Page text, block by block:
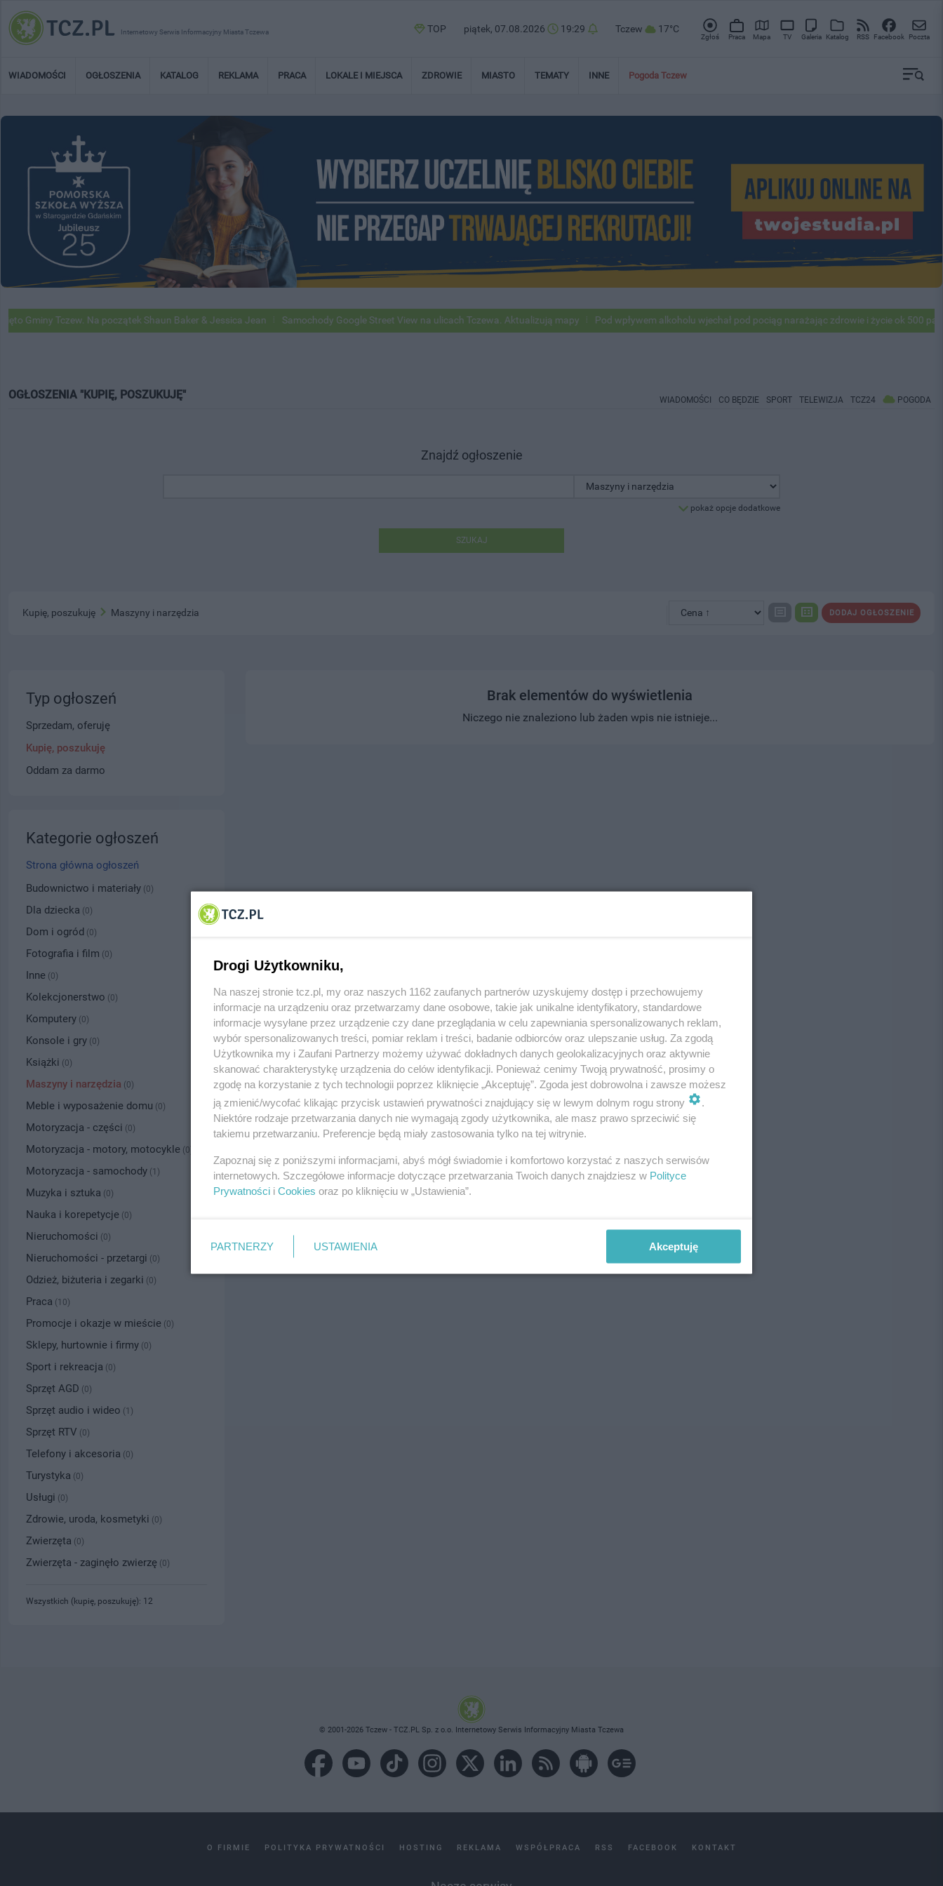
Internetowy Serwis Informacyjny Miasta Tczewa TOP piątek, 07.08.2026 19:29 Tczew 17°C
Zgłoś Praca Mapa TV Galeria Katalog RSS Facebook Poczta
WIADOMOŚCI OGŁOSZENIA KATALOG REKLAMA PRACA LOKALE I MIEJSCA ZDROWIE MIASTO TEMATY INNE Pogoda Tczew
Tczew. Na początek Shaun Baker & Jessica Jean Samochody Google Street View na ulicach Tczewa. Aktualizują mapy Pod wpływem alkoholu wjechał pod pociąg narażając zdrowie i życie ok 500
OGŁOSZENIA "KUPIĘ, POSZUKUJĘ" WIADOMOŚCI CO BĘDZIE SPORT TELEWIZJA TCZ24 POGODA
Znajdź ogłoszenie
pokaż opcje dodatkowe
SZUKAJ
DODAJ OGŁOSZENIE
Kupię, poszukuję Maszyny i narzędzia
Brak elementów do wyświetlenia
Niczego nie znaleziono lub żaden wpis nie istnieje...
Typ ogłoszeń
Sprzedam, oferuję
Kupię, poszukuję
Oddam za darmo
Kategorie ogłoszeń
Strona główna ogłoszeń
Budownictwo i materiały (0)
Dla dziecka (0)
Dom i ogród (0)
Fotografia i film (0)
Inne (0)
Kolekcjonerstwo (0)
Komputery (0)
Konsole i gry (0)
Książki (0)
Maszyny i narzędzia (0)
Meble i wyposażenie domu (0)
Motoryzacja - części (0)
Motoryzacja - motory, motocykle (0)
Motoryzacja - samochody (1)
Muzyka i sztuka (0)
Nauka i korepetycje (0)
Nieruchomości (0)
Nieruchomości - przetargi (0)
Odzież, biżuteria i zegarki (0)
Praca (10)
Promocje i okazje w mieście (0)
Sklepy, hurtownie i firmy (0)
Sport i rekreacja (0)
Sprzęt AGD (0)
Sprzęt audio i wideo (1)
Sprzęt RTV (0)
Telefony i akcesoria (0)
Turystyka (0)
Usługi (0)
Zdrowie, uroda, kosmetyki (0)
Zwierzęta (0)
Zwierzęta - zaginęło zwierzę (0)
Wszystkich (kupię, poszukuję): 12
© 2001-2026 Tczew - TCZ.PL Sp. z o.o. Internetowy Serwis Informacyjny Miasta Tczewa
O FIRMIE POLITYKA PRYWATNOŚCI HOSTING REKLAMA WSPÓŁPRACA RSS FACEBOOK KONTAKT
Drogi Użytkowniku,
Na naszej stronie tcz.pl, my oraz naszych 1162 zaufanych partnerów uzyskujemy dostęp i przechowujemy
informacje na urządzeniu oraz przetwarzamy dane osobowe, takie jak unikalne identyfikatory, standardowe
informacje wysyłane przez urządzenie czy dane przeglądania w celu zapewniania spersonalizowanych reklam,
wybór spersonalizowanych treści, pomiar reklam i treści, badanie odbiorców oraz ulepszanie usług. Za zgodą
Użytkownika my i Zaufani Partnerzy możemy używać dokładnych danych geolokalizacyjnych oraz aktywnie
skanować charakterystykę urządzenia do celów identyfikacji. Ponieważ cenimy Twoją prywatność, prosimy o
zgodę na korzystanie z tych technologii poprzez kliknięcie „Akceptuję”. Zgoda jest dobrowolna i zawsze możesz
ją zmienić/wycofać klikając przycisk ustawień prywatności znajdujący się w lewym dolnym rogu strony
Niektóre rodzaje przetwarzania danych nie wymagają zgody użytkownika, ale masz prawo sprzeciwić się
takiemu przetwarzaniu. Preferencje będą miały zastosowania tylko na tej witrynie.
Zapoznaj się z poniższymi informacjami, abyś mógł świadomie i komfortowo korzystać z naszych serwisów
internetowych. Szczegółowe informacje dotyczące przetwarzania Twoich danych znajdziesz w Polityce
Prywatności i Cookies oraz po kliknięciu w „Ustawienia”.
PARTNERZY USTAWIENIA Akceptuję